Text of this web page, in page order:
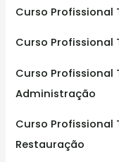
f
r
:
Curso Profissional
Curso Profissional
Curso Profissional
Administração
Curso Profissional
Restauração